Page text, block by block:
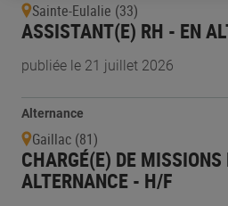
Sainte-Eulalie (33)
ASSISTANT(E) RH - EN
publiée le 21 juillet 2026
Alternance
Gaillac (81)
CHARGÉ(E) DE
ALTERNANCE - H/F